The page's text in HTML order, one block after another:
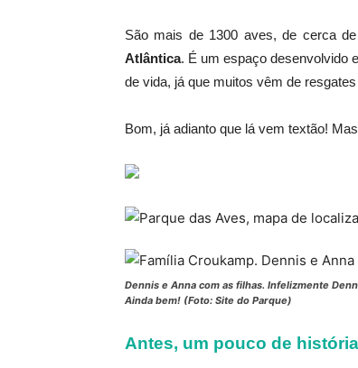
São mais de 1300 aves, de cerca
Atlântica. É um espaço desenvolvido
de vida, já que muitos vêm de
Bom, já adianto que lá vem textão!
Dennis e Anna com as filhas. Infelizmente
Ainda bem! (Foto: Site do Parque)
Antes, um pouco de história